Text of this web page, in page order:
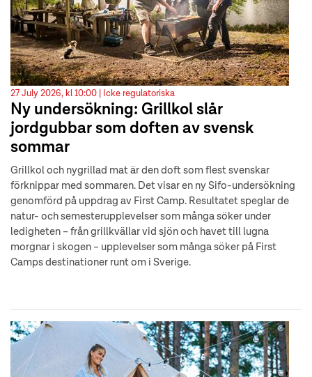
27 July 2026, kl 10:00 | Icke regulatoriska
Ny undersökning: Grillkol slår
jordgubbar som doften av svensk
sommar
Grillkol och nygrillad mat är den doft som flest svenskar
förknippar med sommaren. Det visar en ny Sifo-undersökning
genomförd på uppdrag av First Camp. Resultatet speglar de
natur- och semesterupplevelser som många söker under
ledigheten – från grillkvällar vid sjön och havet till lugna
morgnar i skogen – upplevelser som många söker på First
Camps destinationer runt om i Sverige.